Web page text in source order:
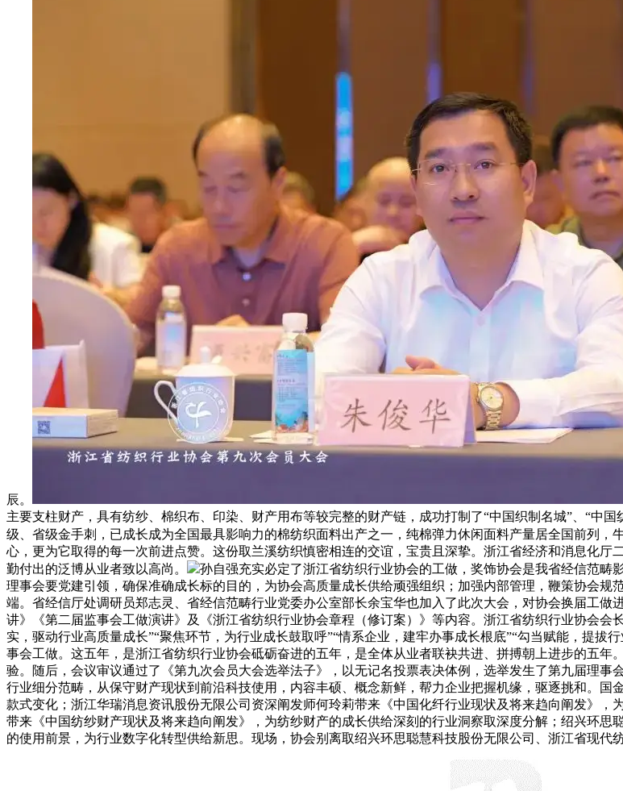
辰。
主要支柱财产，具有纺纱、棉织布、印染、财产用布等较完整的财产链，成功打制了“中国织制名城”、“中
级、省级金手刺，已成长成为全国最具影响力的棉纺织面料出产之一，纯棉弹力休闲面料产量居全国前列，
心，更为它取得的每一次前进点赞。这份取兰溪纺织慎密相连的交谊，宝贵且深挚。浙江省经济和消息化
勤付出的泛博从业者致以高尚。
孙自强充实必定了浙江省纺织行业协会的工做，奖饰协会是我省经信范
理事会要党建引领，确保准确成长标的目的，为协会高质量成长供给顽强组织；加强内部管理，鞭策协会
端。省经信厅处调研员郑志灵、省经信范畴行业党委办公室部长余宝华也加入了此次大会，对协会换届工
讲》《第二届监事会工做演讲》及《浙江省纺织行业协会章程（修订案）》等内容。浙江省纺织行业协会会
实，驱动行业高质量成长”“聚焦环节，为行业成长鼓取呼”“情系企业，建牢办事成长根底”“勾当赋能，提拔
事会工做。这五年，是浙江省纺织行业协会砥砺奋进的五年，是全体从业者联袂共进、拼搏朝上进步的五
验。随后，会议审议通过了《第九次会员大会选举法子》，以无记名投票表决体例，选举发生了第九届理
行业细分范畴，从保守财产现状到前沿科技使用，内容丰硕、概念新鲜，帮力企业把握机缘，驱逐挑和。
款式变化；浙江华瑞消息资讯股份无限公司资深阐发师何玲莉带来《中国化纤行业现状及将来趋向阐发》
带来《中国纺纱财产现状及将来趋向阐发》，为纺纱财产的成长供给深刻的行业洞察取深度分解；绍兴环
的使用前景，为行业数字化转型供给新思。现场，协会别离取绍兴环思聪慧科技股份无限公司、浙江省现